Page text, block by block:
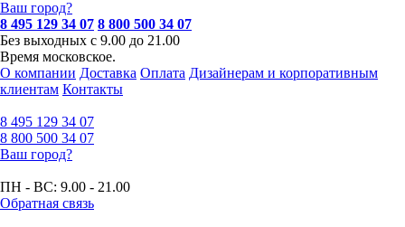
Ваш город?
8 495 129 34 07 8 800 500 34 07
Без выходных с 9.00 до 21.00
Время московское.
О компании Доставка Оплата Дизайнерам и корпоративным
клиентам Контакты
8 495 129 34 07
8 800 500 34 07
Ваш город?
ПН - ВС: 9.00 - 21.00
Обратная связь